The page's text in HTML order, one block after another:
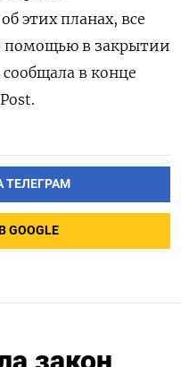
этих планах, все
помощью в закрытии
в конце
ТЕЛЕГРАМ